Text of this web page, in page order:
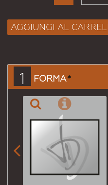
AGGIUNGI AL
1 FORMA*
